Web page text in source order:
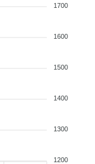
1700
1600
1500
1400
1300
1200